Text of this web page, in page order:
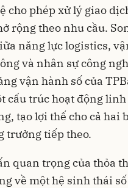
cho phép xử lý giao
rộng theo nhu cầu.
năng lực logistics,
và nhân sự công
vận hành số của
cấu trúc hoạt động linh
tạo lợi thế cho cả hai
trưởng tiếp theo.
quan trọng của thỏa
về một hệ sinh thái